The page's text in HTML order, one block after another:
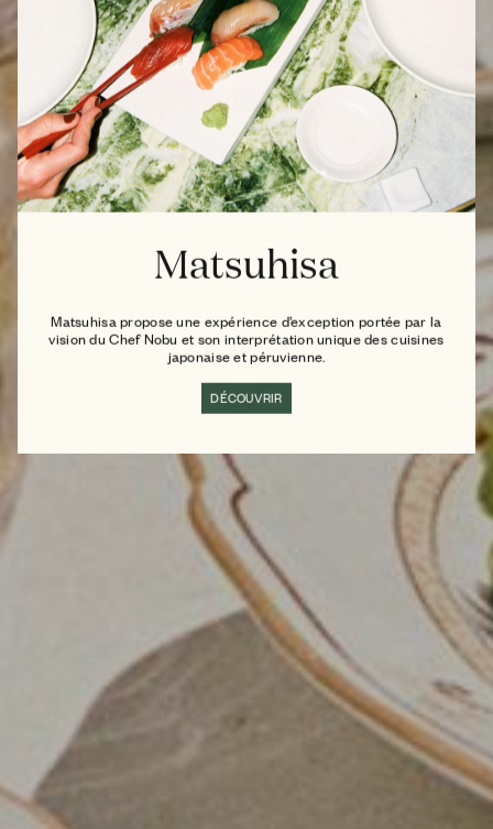
Matsuhisa
Matsuhisa propose une expérience d’exception portée par la
vision du Chef Nobu et son interprétation unique des cuisines
japonaise et péruvienne.
DÉCOUVRIR